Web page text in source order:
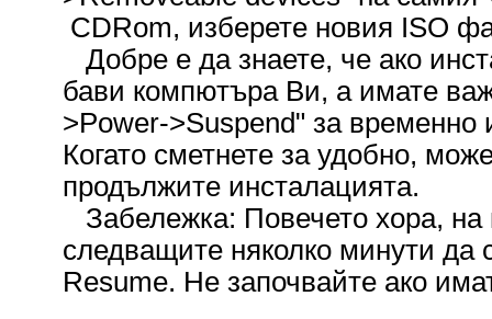
CDRom, изберете новия ISO
Добре е да знаете, че ако
бави компютъра Ви, а имате
>Power->Suspend" за
Когато сметнете за удобно,
продължите инсталацията.
Забележка: Повечето хора, на
следващите няколко минути да
Resume. Не започвайте ако